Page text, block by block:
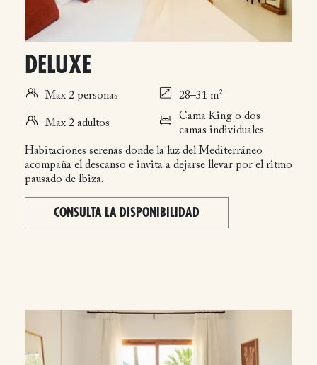
DELUXE
Max 2 personas 28–31 m²
Max 2 adultos
Cama King o dos
camas individuales
Habitaciones serenas donde la luz del Mediterráneo
acompaña el descanso e invita a dejarse llevar por el ritmo
pausado de Ibiza.
CONSULTA LA DISPONIBILIDAD